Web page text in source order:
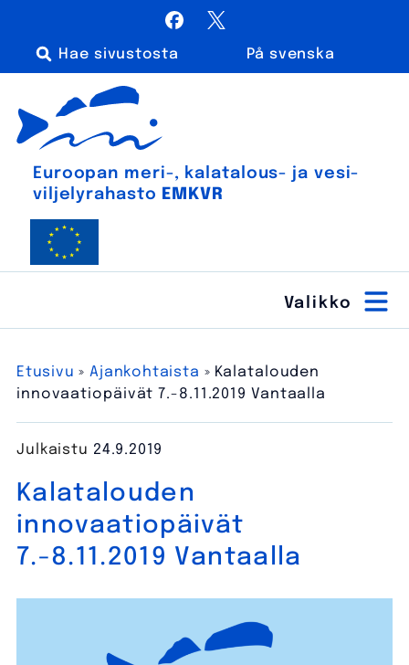
Facebook
På svenska
Haku:
Euroopan meri-, kalatalous- ja vesiviljelyrahasto
Euroopan meri-, kala­talous- ja vesi­
viljely­rahasto
EMKVR
Etusivu »Ajankohtaista » Kalatalouden
innovaatiopäivät 7.-8.11.2019 Vantaalla
Kalatalouden
innovaatiopäivät
7.-8.11.2019 Vantaalla
Julkaistu 24.9.2019